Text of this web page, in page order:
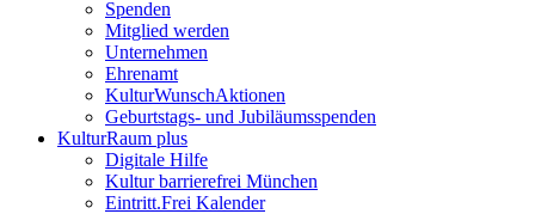
Spenden
Mitglied werden
Unternehmen
Ehrenamt
KulturWunschAktionen
Geburtstags- und Jubiläumsspenden
KulturRaum plus
Digitale Hilfe
Kultur barrierefrei München
Eintritt.Frei Kalender